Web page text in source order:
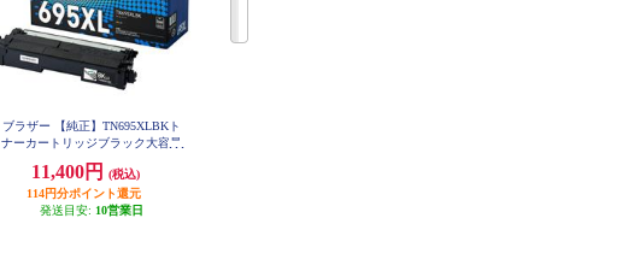
ブラザー 【純正】TN695XLBKト
ナーカートリッジブラック大容量
11,400円
(税込)
114円分ポイント還元
発送目安: 10営業日